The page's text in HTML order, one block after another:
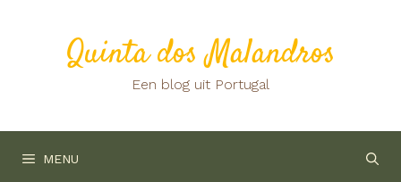
Quinta dos Malandros
Een blog uit Portugal
MENU